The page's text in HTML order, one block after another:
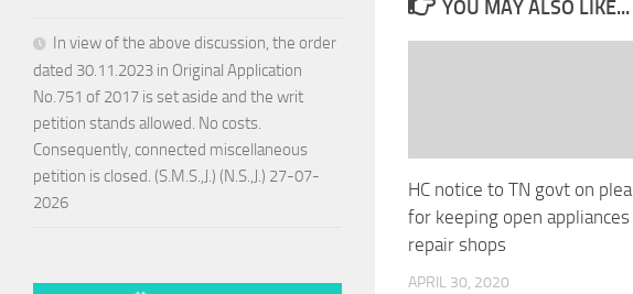
YOU MAY ALSO LIKE...
HC notice to TN govt on plea
for keeping open appliances
repair shops
APRIL 30, 2020
In view of the above discussion, the order
dated 30.11.2023 in Original Application
No.751 of 2017 is set aside and the writ
petition stands allowed. No costs.
Consequently, connected miscellaneous
petition is closed. (S.M.S.,J.) (N.S.,J.) 27-07-
2026